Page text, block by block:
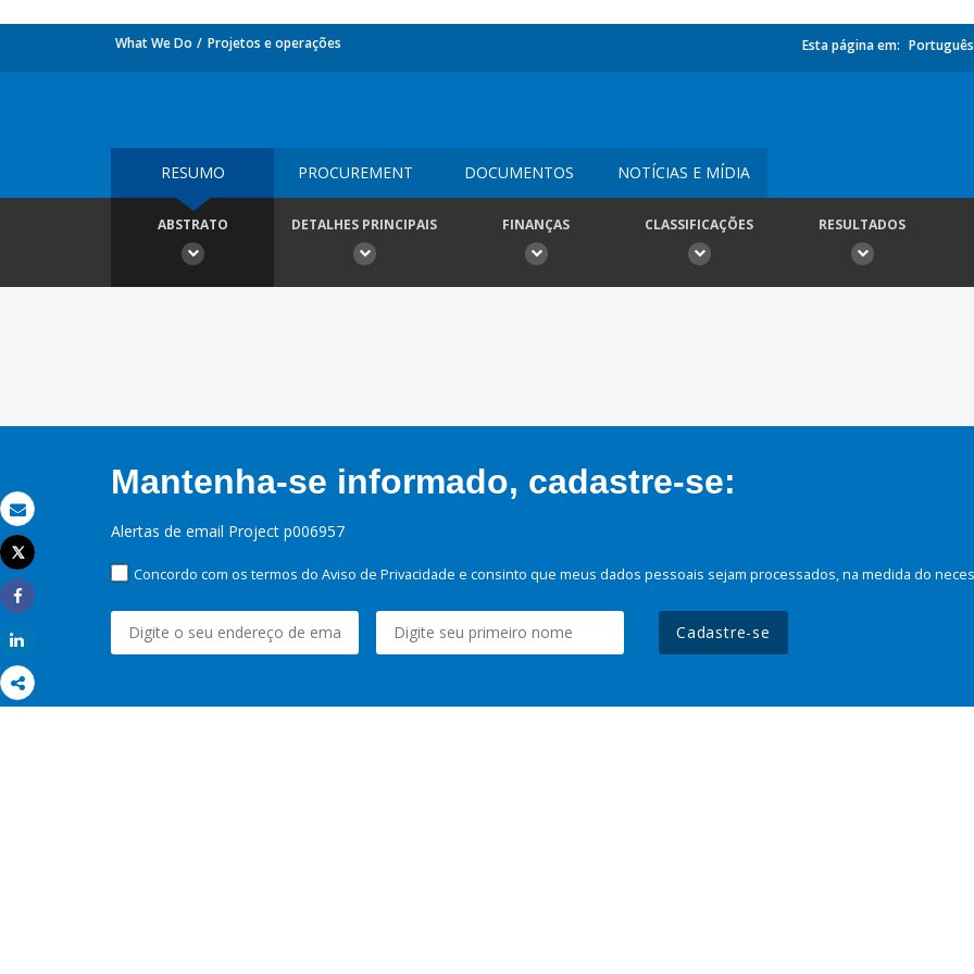
Email
Imprimir
Tweet
Share
What We Do Projetos e operações Esta página em: Português
RESUMO PROCUREMENT DOCUMENTOS NOTÍCIAS E MÍDIA
ABSTRATO DETALHES PRINCIPAIS FINANÇAS CLASSIFICAÇÕES RESULTADOS
Mantenha-se informado, cadastre-se:
Alertas de email Project p006957
Concordo com os termos do Aviso de Privacidade e consinto que meus dados pessoais sejam processados, na medida do
Cadastre-se